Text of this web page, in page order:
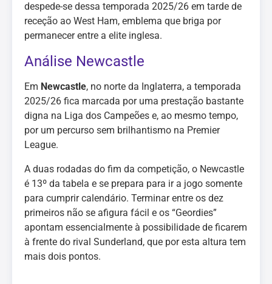
despede-se dessa temporada 2025/26 em tarde de
receção ao West Ham, emblema que briga por
permanecer entre a elite inglesa.
Análise Newcastle
Em Newcastle, no norte da Inglaterra, a temporada
2025/26 fica marcada por uma prestação bastante
digna na Liga dos Campeões e, ao mesmo tempo,
por um percurso sem brilhantismo na Premier
League.
A duas rodadas do fim da competição, o Newcastle
é 13º da tabela e se prepara para ir a jogo somente
para cumprir calendário. Terminar entre os dez
primeiros não se afigura fácil e os “Geordies”
apontam essencialmente à possibilidade de ficarem
à frente do rival Sunderland, que por esta altura tem
mais dois pontos.